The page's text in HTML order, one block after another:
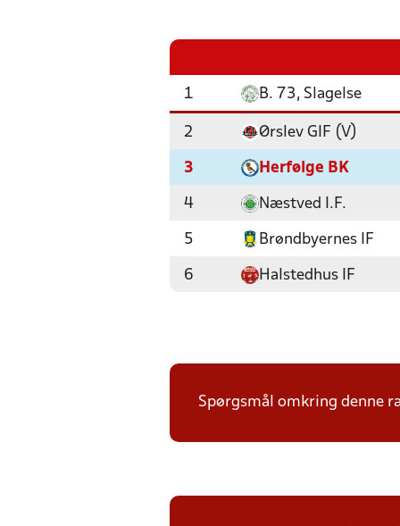
1 B. 73, Slagelse
2 Ørslev GIF (V)
3 Herfølge BK
4 Næstved I.F.
5 Brøndbyernes IF
6 Halstedhus IF
Spørgsmål omkring denne